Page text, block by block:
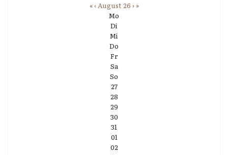
«‹August 26 ›»
Mo
Di
Mi
Do
Fr
Sa
So
27
28
29
30
31
01
02